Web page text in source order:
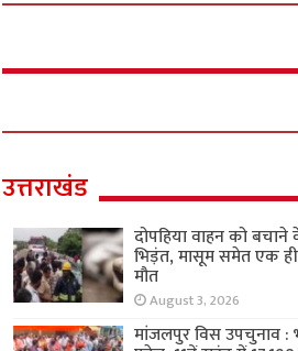
उत्तराखंड
दोपहिया वाहन को बचाने
भिड़ंत, मासूम समेत एक ही
मौत
August 3, 2026
मांजलपुर विस उपचुनाव :